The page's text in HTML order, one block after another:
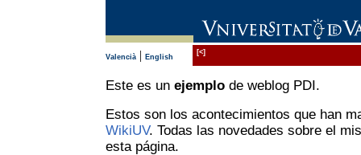
Valencià| English
[<]
Este es un ejemplode weblog PDI.
Estos son los acontecimientos que han
WikiUV. Todas las novedades sobre el
esta página.